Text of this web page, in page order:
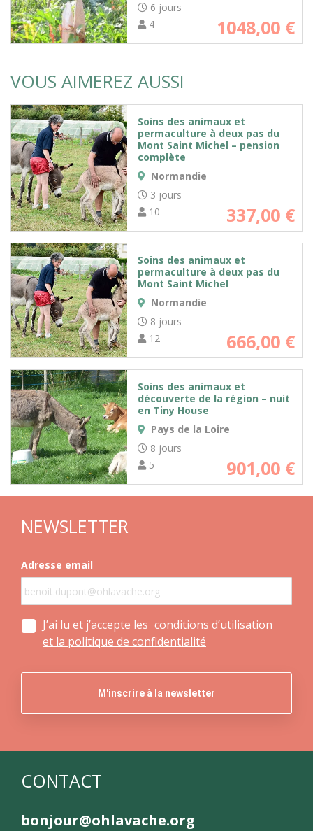
6 jours
4
1048,00 €
VOUS AIMEREZ AUSSI
Soins des animaux et
permaculture à deux pas du
Mont Saint Michel – pension
complète
Normandie
3 jours
10
337,00 €
Soins des animaux et
permaculture à deux pas du
Mont Saint Michel
Normandie
8 jours
12
666,00 €
Soins des animaux et
découverte de la région – nuit
en Tiny House
Pays de la Loire
8 jours
5
901,00 €
NEWSLETTER
Adresse email
J’ai lu et j’accepte les conditions d’utilisation
et la politique de confidentialité
CONTACT
bonjour@ohlavache.org